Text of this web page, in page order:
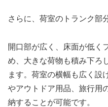
さらに、荷室のトランク部
開口部が広く、床面が低く
め、大きな荷物も積み下ろ
ます。荷室の横幅も広く設
やアウトドア用品、旅行用
納することが可能です。